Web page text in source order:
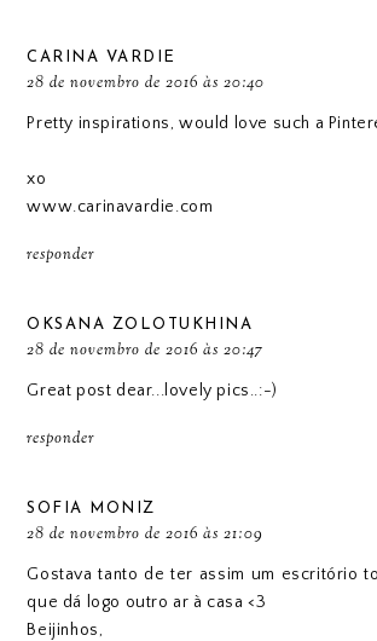
CARINA VARDIE
28 de novembro de 2016 às 20:40
Pretty inspirations, would love such a
xo
www.carinavardie.com
responder
OKSANA ZOLOTUKHINA
28 de novembro de 2016 às 20:47
Great post dear...lovely pics..:-)
responder
SOFIA MONIZ
28 de novembro de 2016 às 21:09
Gostava tanto de ter assim um escritório
que dá logo outro ar à casa <3
Beijinhos,